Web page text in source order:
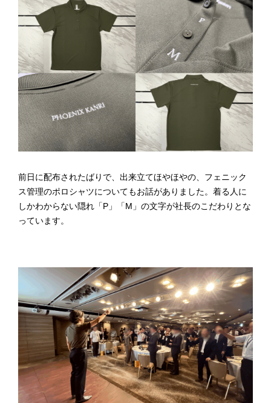
前日に配布されたばりで、出来立てほやほやの、フェニック
ス管理のポロシャツについてもお話がありました。着る人に
しかわからない隠れ「P」「M」の文字が社長のこだわりとな
っています。